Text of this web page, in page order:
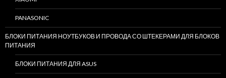
PANASONIC
БЛОКИ ПИТАНИЯ НОУТБУКОВ И ПРОВОДА СО ШТЕКЕРАМИ ДЛЯ БЛОКОВ
ПИТАНИЯ
БЛОКИ ПИТАНИЯ ДЛЯ ASUS